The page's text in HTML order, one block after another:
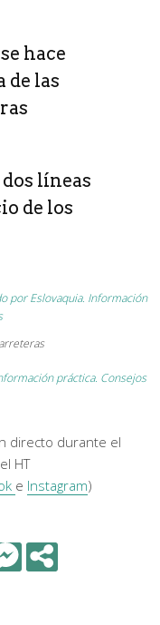
hace
de las
líneas
de los
directo durante el
HT
e Instagram)